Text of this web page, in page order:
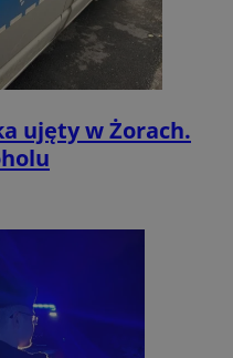
ujęty w Żorach.